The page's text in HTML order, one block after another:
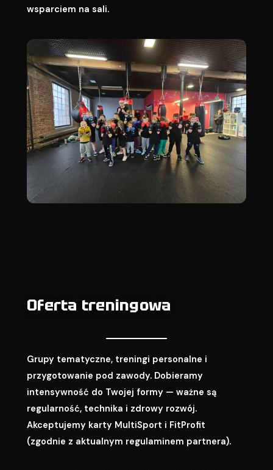
wsparciem na sali.
Oferta treningowa
Grupy tematyczne, treningi personalne i
przygotowanie pod zawody. Dobieramy
intensywność do Twojej formy — ważne są
regularność, technika i zdrowy rozwój.
Akceptujemy karty MultiSport i FitProfit
(zgodnie z aktualnym regulaminem partnera).